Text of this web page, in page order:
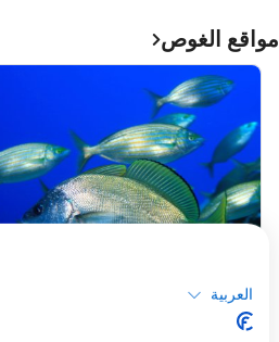
مواقع الغوص
Tavolara - Secca del Papa 2
(★4.4)
العربية